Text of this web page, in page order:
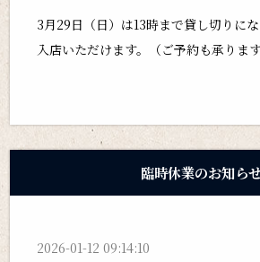
3月29日（日）は13時まで貸し切りに
入店いただけます。（ご予約も承りま
臨時休業のお知ら
2026-01-12 09:14:10